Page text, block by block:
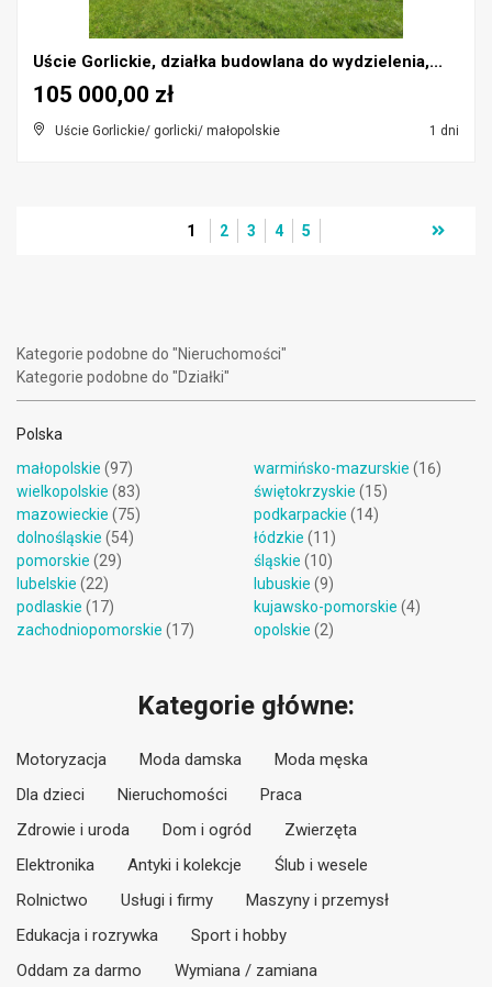
Uście Gorlickie, działka budowlana do wydzielenia,...
Uście Gorlickie/ gorlicki/ małopolskie 1 dni
105 000,00 zł
1 2 3 4 5
Kategorie podobne do "Nieruchomości"
Kategorie podobne do "Działki"
Polska
małopolskie (97)
wielkopolskie (83)
mazowieckie (75)
dolnośląskie (54)
pomorskie (29)
lubelskie (22)
podlaskie (17)
zachodniopomorskie (17)
warmińsko-mazurskie (16)
świętokrzyskie (15)
podkarpackie (14)
łódzkie (11)
śląskie (10)
lubuskie (9)
kujawsko-pomorskie (4)
opolskie (2)
Kategorie główne:
Motoryzacja Moda damska
Moda męska
Dla dzieci
Nieruchomości
Praca
Zdrowie i uroda
Dom i ogród
Zwierzęta
Elektronika
Antyki i kolekcje
Ślub i wesele
Rolnictwo
Usługi i firmy
Maszyny i przemysł
Edukacja i rozrywka
Sport i hobby
Oddam za darmo
Wymiana / zamiana